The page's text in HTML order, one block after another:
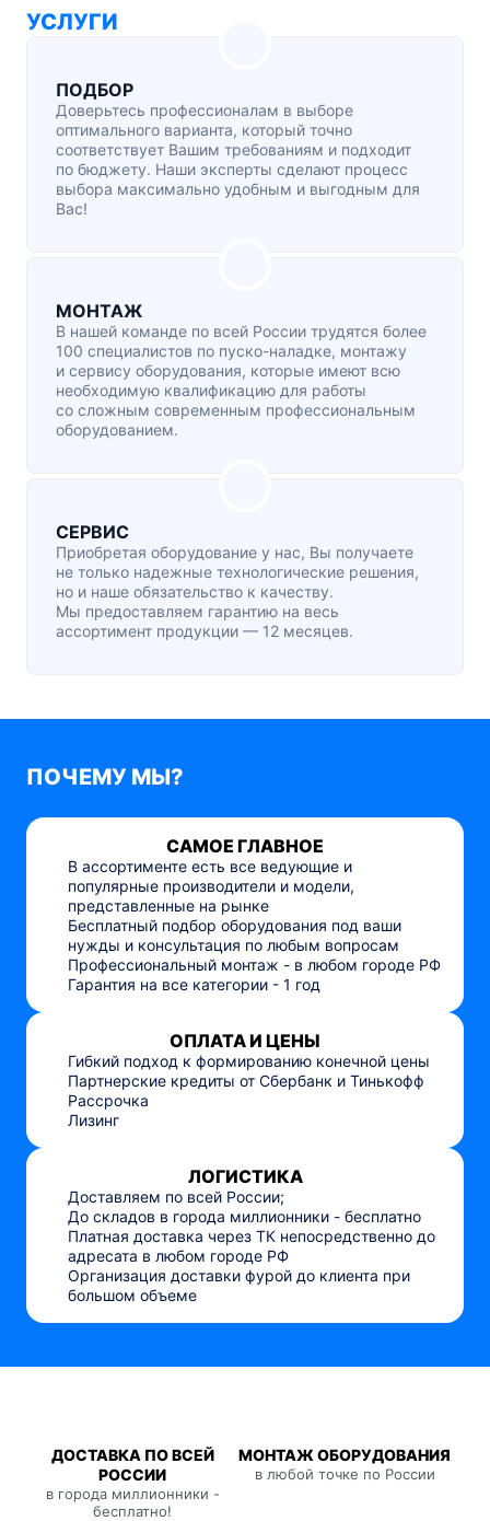
УСЛУГИ
ПОДБОР
Доверьтесь профессионалам в выборе
оптимального варианта, который точно
соответствует Вашим требованиям и подходит
по бюджету. Наши эксперты сделают процесс
выбора максимально удобным и выгодным для
Вас!
МОНТАЖ
В нашей команде по всей России трудятся более
100 специалистов по пуско-наладке, монтажу
и сервису оборудования, которые имеют всю
необходимую квалификацию для работы
со сложным современным профессиональным
оборудованием.
СЕРВИС
Приобретая оборудование у нас, Вы получаете
не только надежные технологические решения,
но и наше обязательство к качеству.
Мы предоставляем гарантию на весь
ассортимент продукции — 12 месяцев.
ПОЧЕМУ МЫ?
САМОЕ ГЛАВНОЕ
В ассортименте есть все ведующие и
популярные производители и модели,
представленные на рынке
Бесплатный подбор оборудования под ваши
нужды и консультация по любым вопросам
Профессиональный монтаж - в любом городе РФ
Гарантия на все категории - 1 год
ОПЛАТА И ЦЕНЫ
Гибкий подход к формированию конечной цены
Партнерские кредиты от Сбербанк и Тинькофф
Рассрочка
Лизинг
ЛОГИСТИКА
Доставляем по всей России;
До складов в города миллионники - бесплатно
Платная доставка через ТК непосредственно до
адресата в любом городе РФ
Организация доставки фурой до клиента при
большом объеме
ДОСТАВКА ПО ВСЕЙ
РОССИИ
в города миллионники -
бесплатно!
МОНТАЖ ОБОРУДОВАНИЯ
в любой точке по России